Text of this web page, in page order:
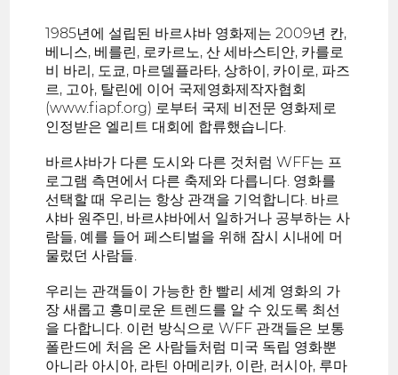
1985년에 설립된 바르샤바 영화제는 2009년 칸,
베니스, 베를린, 로카르노, 산 세바스티안, 카를로
비 바리, 도쿄, 마르델플라타, 상하이, 카이로, 파즈
르, 고아, 탈린에 이어 국제영화제작자협회
(www.fiapf.org) 로부터 국제 비전문 영화제로
인정받은 엘리트 대회에 합류했습니다.
바르샤바가 다른 도시와 다른 것처럼 WFF는 프
로그램 측면에서 다른 축제와 다릅니다. 영화를
선택할 때 우리는 항상 관객을 기억합니다. 바르
샤바 원주민, 바르샤바에서 일하거나 공부하는 사
람들, 예를 들어 페스티벌을 위해 잠시 시내에 머
물렀던 사람들.
우리는 관객들이 가능한 한 빨리 세계 영화의 가
장 새롭고 흥미로운 트렌드를 알 수 있도록 최선
을 다합니다. 이런 방식으로 WFF 관객들은 보통
폴란드에 처음 온 사람들처럼 미국 독립 영화뿐
아니라 아시아, 라틴 아메리카, 이란, 러시아, 루마